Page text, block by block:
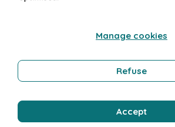
Manage cookies
Refuse
Accept